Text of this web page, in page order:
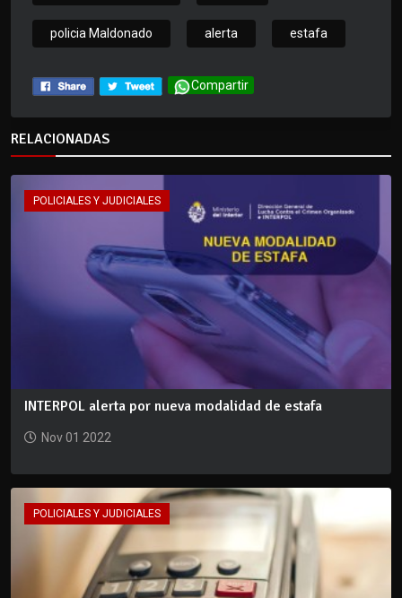
policia Maldonado alerta estafa
Compartir
RELACIONADAS
POLICIALES Y JUDICIALES
INTERPOL alerta por nueva modalidad de estafa
Nov 01 2022
POLICIALES Y JUDICIALES